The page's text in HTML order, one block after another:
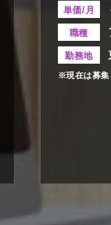
単価/月
職種
勤務地
※現在は募集